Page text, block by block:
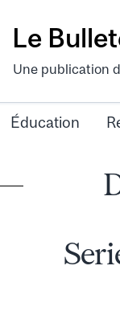
Le
Une publication
Éducation